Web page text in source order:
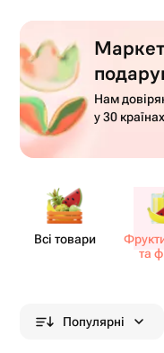
Нам
у 30
Всі товари
та
Популярні